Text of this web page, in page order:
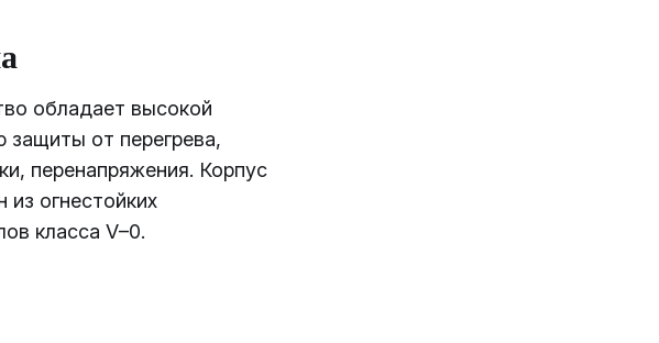
обладает высокой
защиты от перегрева,
перенапряжения. Корпус
из огнестойких
класса V–0.